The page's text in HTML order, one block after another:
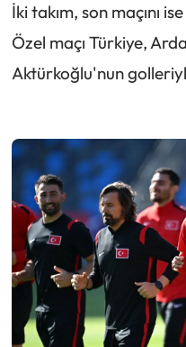
İki takım, son maçını
Özel maçı Türkiye,
Aktürkoğlu'nun